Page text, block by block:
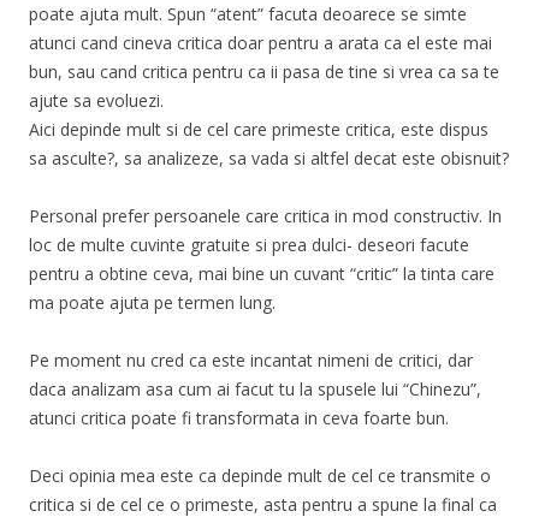
poate ajuta mult. Spun “atent” facuta deoarece se simte
atunci cand cineva critica doar pentru a arata ca el este mai
bun, sau cand critica pentru ca ii pasa de tine si vrea ca sa te
ajute sa evoluezi.
Aici depinde mult si de cel care primeste critica, este dispus
sa asculte?, sa analizeze, sa vada si altfel decat este obisnuit?
Personal prefer persoanele care critica in mod constructiv. In
loc de multe cuvinte gratuite si prea dulci- deseori facute
pentru a obtine ceva, mai bine un cuvant “critic” la tinta care
ma poate ajuta pe termen lung.
Pe moment nu cred ca este incantat nimeni de critici, dar
daca analizam asa cum ai facut tu la spusele lui “Chinezu”,
atunci critica poate fi transformata in ceva foarte bun.
Deci opinia mea este ca depinde mult de cel ce transmite o
critica si de cel ce o primeste, asta pentru a spune la final ca